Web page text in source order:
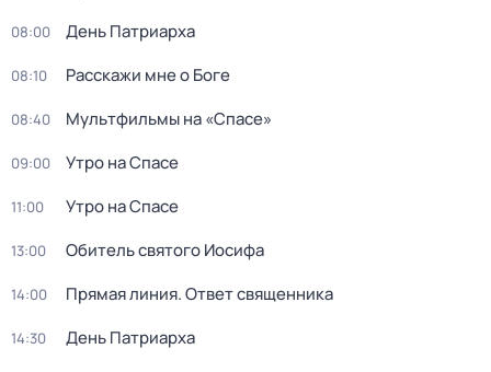
08:00 День Патриарха
08:10 Расскажи мне о Боге
08:40 Мультфильмы на «Спасе»
09:00 Утро на Спасе
11:00 Утро на Спасе
13:00 Обитель святого Иосифа
14:00 Прямая линия. Ответ священника
14:30
День Патриарха